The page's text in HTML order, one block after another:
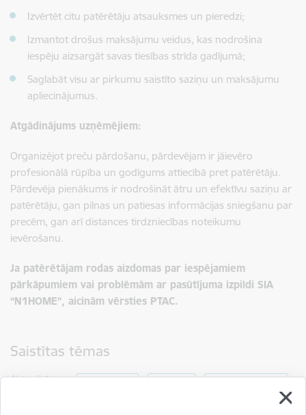
Izvērtēt citu patērētāju atsauksmes un pieredzi;
Izmantot drošus maksājumu veidus, kas nodrošina
iespēju aizsargāt savas tiesības strīda gadījumā;
Saglabāt visu ar pirkumu saistīto saziņu un maksājumu
apliecinājumus.
Atgādinājums uzņēmējiem:
Organizējot preču pārdošanu, pārdevējam ir jāievēro
profesionālā rūpība un godīgums attiecībā pret patērētāju.
Pārdevēja pienākums ir nodrošināt ātru un efektīvu saziņu ar
patērētāju, gan pilnas un patiesas informācijas sniegšanu par
precēm, gan arī distances tirdzniecības noteikumu
ievērošanu.
Ja patērētājam rodas aizdomas par iespējamiem
pārkāpumiem vai problēmām ar pasūtījuma izpildi SIA
“N1HOME”, aicinām vērsties PTAC.
Saistītas tēmas
Aktualitātes: Brīdinājums Jaunumi Tirgus uzraudzība